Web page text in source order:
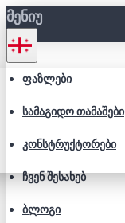
ᲛᲔᲜᲘᲣ
ᲤᲐᲖᲚᲔᲑᲘ
ᲡᲐᲛᲐᲒᲘᲓᲝ ᲗᲐᲛᲐᲨᲔᲑᲘ
ᲙᲝᲜᲡᲢᲠᲣᲥᲢᲝᲠᲔᲑᲘ
ᲩᲕᲔᲜ ᲨᲔᲡᲐᲮᲔᲑ
ᲑᲚᲝᲒᲘ